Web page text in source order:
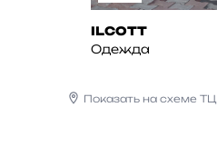
ILCOTT
Одежда
Показать на схеме ТЦ